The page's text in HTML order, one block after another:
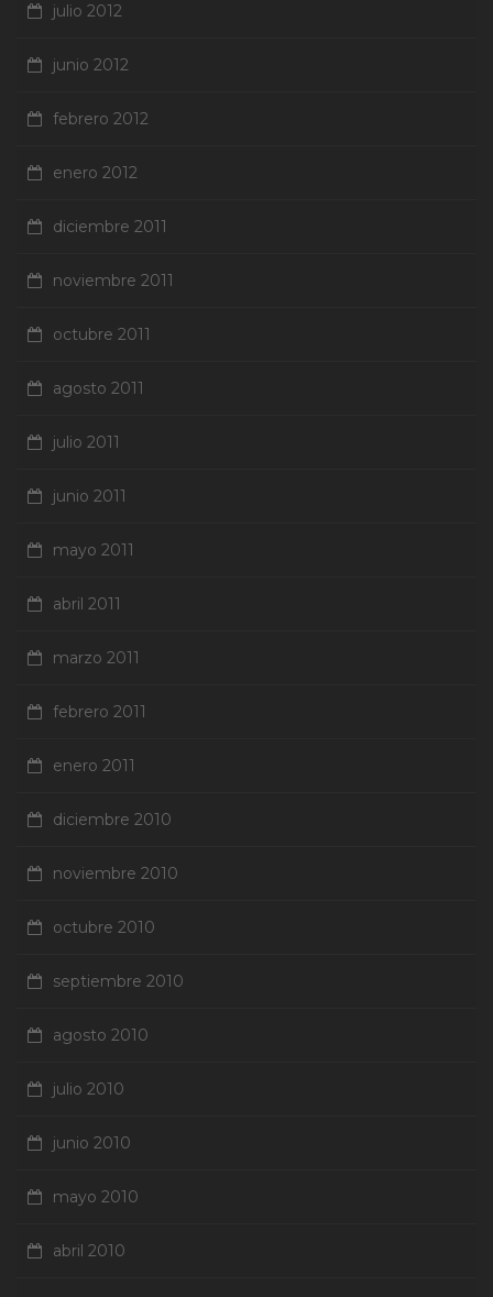
julio 2012
junio 2012
febrero 2012
enero 2012
diciembre 2011
noviembre 2011
octubre 2011
agosto 2011
julio 2011
junio 2011
mayo 2011
abril 2011
marzo 2011
febrero 2011
enero 2011
diciembre 2010
noviembre 2010
octubre 2010
septiembre 2010
agosto 2010
julio 2010
junio 2010
mayo 2010
abril 2010